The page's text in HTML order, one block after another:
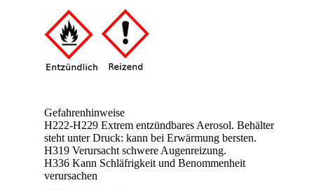
Gefahrenhinweise
H222-H229 Extrem entzündbares Aerosol. Behälter
steht unter Druck: kann bei Erwärmung bersten.
H319 Verursacht schwere Augenreizung.
H336 Kann Schläfrigkeit und Benommenheit
verursachen